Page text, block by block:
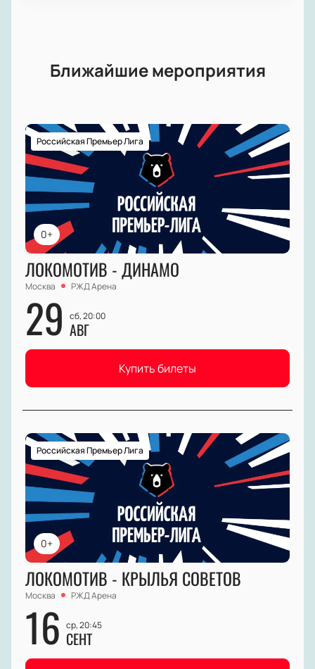
Ближайшие мероприятия
0+
Российская Премьер Лига
ЛОКОМОТИВ - ДИНАМО
Москва РЖД Арена
29 сб, 20:00
АВГ
Купить билеты
0+
Российская Премьер Лига
ЛОКОМОТИВ - КРЫЛЬЯ СОВЕТОВ
Москва РЖД Арена
16 ср, 20:45
СЕНТ